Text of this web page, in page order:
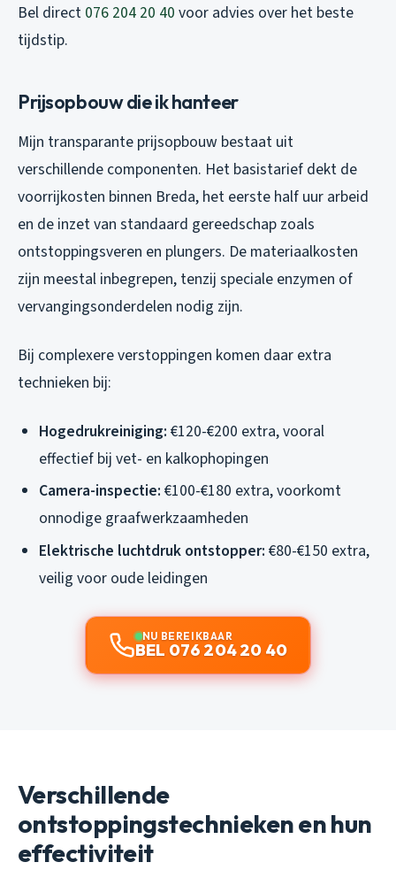
Bel direct 076 204 20 40 voor advies over het beste
tijdstip.
Prijsopbouw die ik hanteer
Mijn transparante prijsopbouw bestaat uit
verschillende componenten. Het basistarief dekt de
voorrijkosten binnen Breda, het eerste half uur arbeid
en de inzet van standaard gereedschap zoals
ontstoppingsveren en plungers. De materiaalkosten
zijn meestal inbegrepen, tenzij speciale enzymen of
vervangingsonderdelen nodig zijn.
Bij complexere verstoppingen komen daar extra
technieken bij:
Hogedrukreiniging: €120-€200 extra, vooral
effectief bij vet- en kalkophopingen
Camera-inspectie: €100-€180 extra, voorkomt
onnodige graafwerkzaamheden
Elektrische luchtdruk ontstopper: €80-€150 extra,
veilig voor oude leidingen
NU BEREIKBAAR
BEL 076 204 20 40
Verschillende
ontstoppingstechnieken en hun
effectiviteit